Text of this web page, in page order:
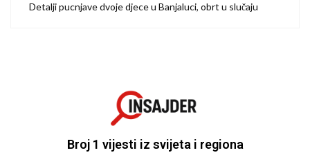
Detalji pucnjave dvoje djece u Banjaluci, obrt u slučaju
Broj 1 vijesti iz svijeta i regiona